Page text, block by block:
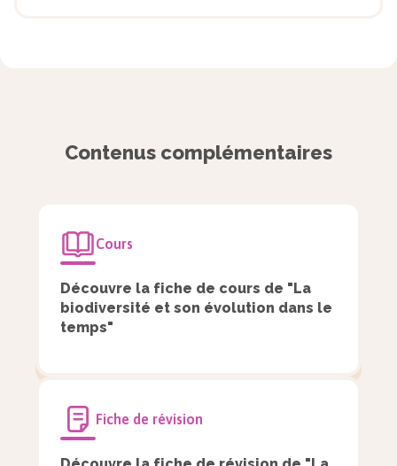
Le graphique ci-dessous illustre ces variations.
Contenus complémentaires
Cours
Découvre la fiche de cours de "La
biodiversité et son évolution dans le
temps"
Fiche de révision